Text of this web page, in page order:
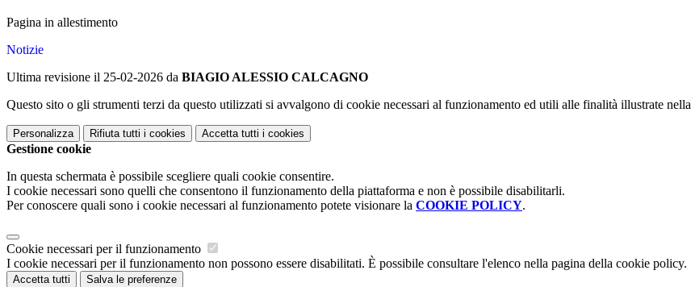
Pagina in allestimento
Notizie
Ultima revisione il 25-02-2026 da BIAGIO ALESSIO CALCAGNO
Questo sito o gli strumenti terzi da questo utilizzati si avvalgono di cookie necessari al funzionamento ed utili alle finalità illustrate nella
Personalizza Rifiuta tutti i cookies Accetta tutti i cookies
Gestione cookie
In questa schermata è possibile scegliere quali cookie consentire.
I cookie necessari sono quelli che consentono il funzionamento della piattaforma e non è possibile disabilitarli.
Per conoscere quali sono i cookie necessari al funzionamento potete visionare la COOKIE POLICY.
Cookie necessari per il funzionamento
I cookie necessari per il funzionamento non possono essere disabilitati. È possibile consultare l'elenco nella pagina della cookie policy.
Accetta tutti Salva le preferenze